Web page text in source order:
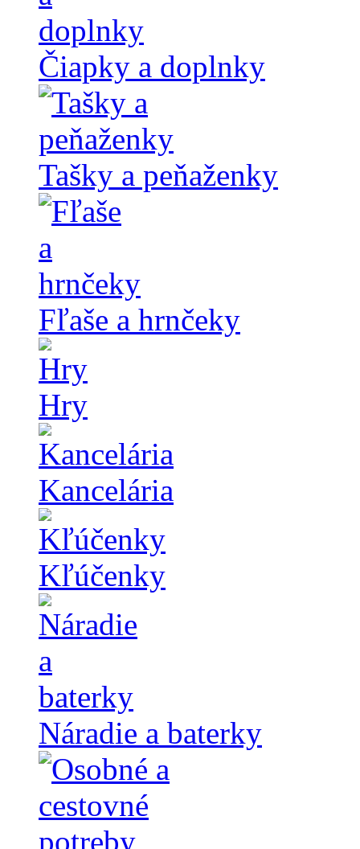
Čiapky a doplnky
Tašky a peňaženky
Fľaše a hrnčeky
Hry
Kancelária
Kľúčenky
Náradie a baterky